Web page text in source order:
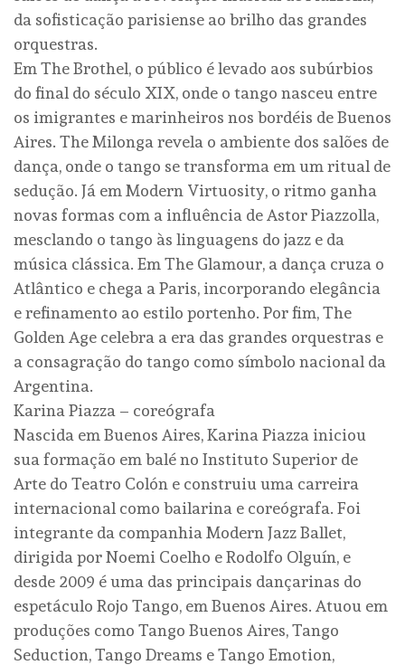
da sofisticação parisiense ao brilho das grandes
orquestras.
Em The Brothel, o público é levado aos subúrbios
do final do século XIX, onde o tango nasceu entre
os imigrantes e marinheiros nos bordéis de Buenos
Aires. The Milonga revela o ambiente dos salões de
dança, onde o tango se transforma em um ritual de
sedução. Já em Modern Virtuosity, o ritmo ganha
novas formas com a influência de Astor Piazzolla,
mesclando o tango às linguagens do jazz e da
música clássica. Em The Glamour, a dança cruza o
Atlântico e chega a Paris, incorporando elegância
e refinamento ao estilo portenho. Por fim, The
Golden Age celebra a era das grandes orquestras e
a consagração do tango como símbolo nacional da
Argentina.
Karina Piazza – coreógrafa
Nascida em Buenos Aires, Karina Piazza iniciou
sua formação em balé no Instituto Superior de
Arte do Teatro Colón e construiu uma carreira
internacional como bailarina e coreógrafa. Foi
integrante da companhia Modern Jazz Ballet,
dirigida por Noemi Coelho e Rodolfo Olguín, e
desde 2009 é uma das principais dançarinas do
espetáculo Rojo Tango, em Buenos Aires. Atuou em
produções como Tango Buenos Aires, Tango
Seduction, Tango Dreams e Tango Emotion,